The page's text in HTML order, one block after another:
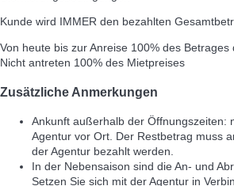
Kunde wird IMMER den bezahlten
Von heute bis zur Anreise 100% des Betrages
Nicht antreten 100% des Mietpreises
Zusätzliche Anmerkungen
Ankunft außerhalb der Öffnungszeiten:
Agentur vor Ort. Der Restbetrag muss
der Agentur bezahlt werden.
In der Nebensaison sind die An- und
Setzen Sie sich mit der Agentur in